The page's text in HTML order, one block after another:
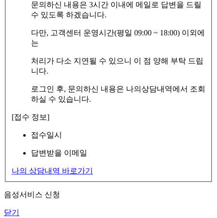
문의하신 내용은 3시간 이내에 메일로 답변을 드릴
수 있도록 하겠습니다.
다만, 고객센터 운영시간(평일 09:00 ~ 18:00) 이외에
는
처리가 다소 지연될 수 있으니 이 점 양해 부탁 드립
니다.
로그인 후, 문의하신 내용은 나의상담내역에서 조회
하실 수 있습니다.
[접수 정보]
접수일시
답변받을 이메일
나의 상담내역 바로가기
음성서비스 신청
닫기